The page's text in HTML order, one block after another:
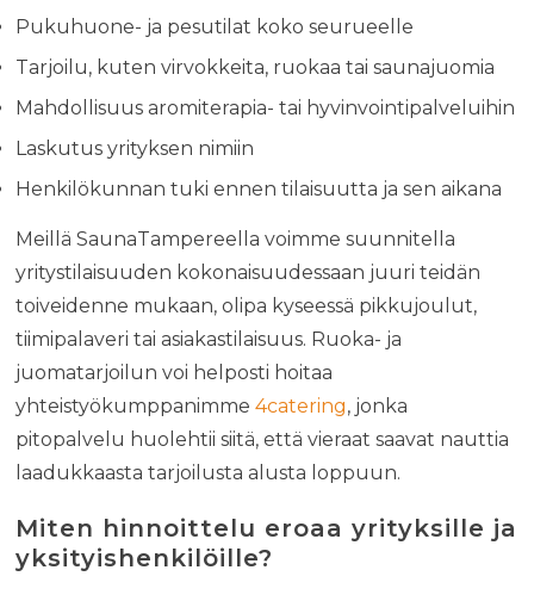
Pukuhuone- ja pesutilat koko seurueelle
Tarjoilu, kuten virvokkeita, ruokaa tai saunajuomia
Mahdollisuus aromiterapia- tai hyvinvointipalveluihin
Laskutus yrityksen nimiin
Henkilökunnan tuki ennen tilaisuutta ja sen aikana
Meillä SaunaTampereella voimme suunnitella
yritystilaisuuden kokonaisuudessaan juuri teidän
toiveidenne mukaan, olipa kyseessä pikkujoulut,
tiimipalaveri tai asiakastilaisuus. Ruoka- ja
juomatarjoilun voi helposti hoitaa
yhteistyökumppanimme4catering, jonka
pitopalvelu huolehtii siitä, että vieraat saavat nauttia
laadukkaasta tarjoilusta alusta loppuun.
Miten hinnoittelu eroaa yrityksille ja
yksityishenkilöille?